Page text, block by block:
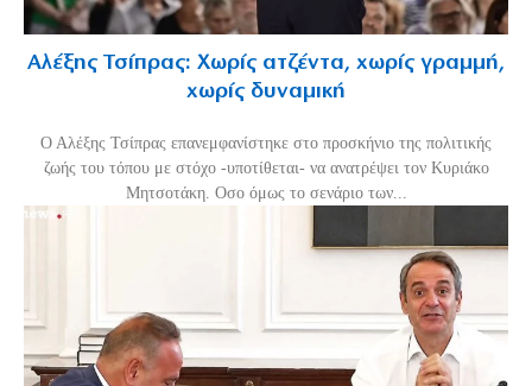
Αλέξης Τσίπρας: Χωρίς ατζέντα, χωρίς γραμμή,
χωρίς δυναμική
Ο Αλέξης Τσίπρας επανεμφανίστηκε στο προσκήνιο της πολιτικής
ζωής του τόπου με στόχο -υποτίθεται- να ανατρέψει τον Κυριάκο
Μητσοτάκη. Οσο όμως το σενάριο των...